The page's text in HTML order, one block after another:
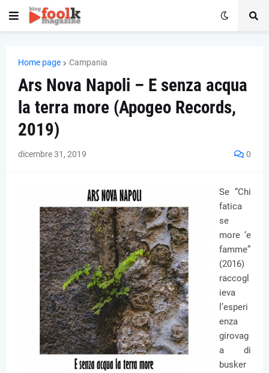
Home page Campania
Ars Nova Napoli – E senza acqua
la terra more (Apogeo Records,
2019)
dicembre 31, 2019 0
Se “Chi
fatica
se
more ‘e
famme”
(2016)
raccogl
ieva
l’esperi
enza
girovag
a di
busker